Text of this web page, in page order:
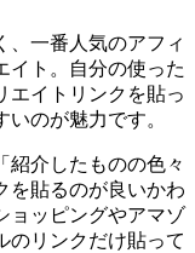
、一番人気のアフィ
イト。自分の使った
エイトリンクを貼っ
のが魅力です。
紹介したものの色々
を貼るのが良いかわ
ョッピングやアマゾ
のリンクだけ貼って